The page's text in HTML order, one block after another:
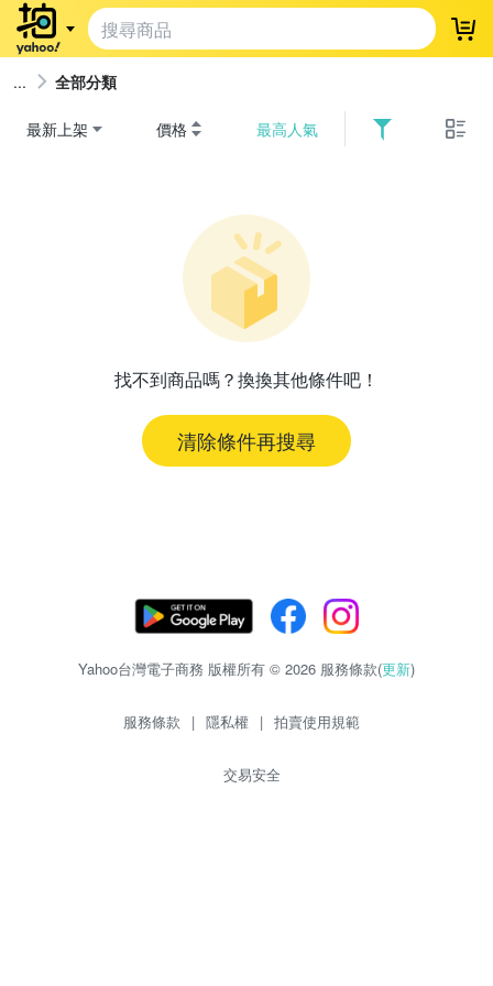
登
全部分類
最新上架 價格 最高人氣
找不到商品嗎？換換其他條件吧！
清除條件再搜尋
Yahoo台灣電子商務 版權所有 © 2026 服務條款(更新)
服務條款 | 隱私權 | 拍賣使用規範
交易安全